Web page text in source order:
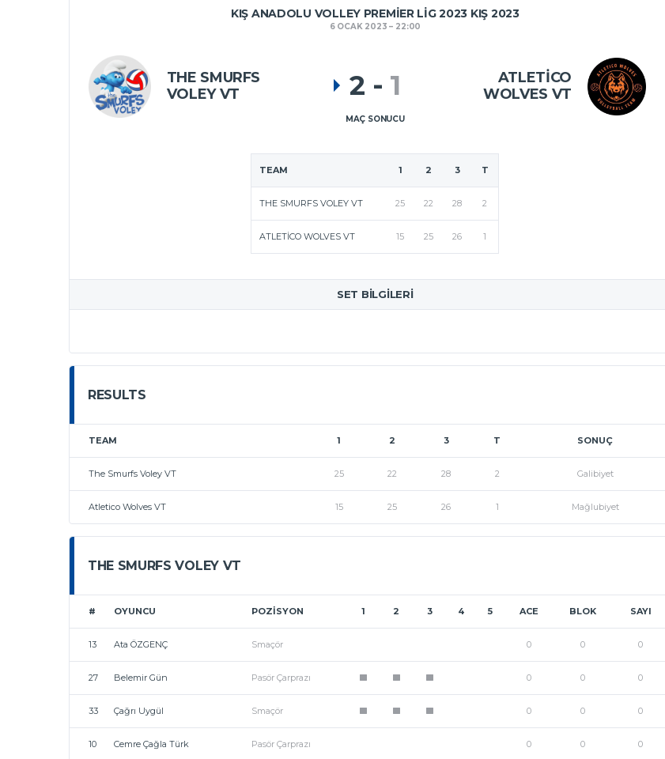
KIŞ ANADOLU VOLLEY PREMIER LIG 2023 KIŞ 2023
6 OCAK 2023 22:00
THE SMURFS
VOLEY VT
ATLETICO
WOLVES VT
2 - 1
MAÇ SONUCU
TEAM 1 2 3 T
THE SMURFS VOLEY VT 25 22 28 2
ATLETICO WOLVES VT 15 25 26 1
SET BILGILERI
RESULTS
TEAM 1 2 3 T SONUÇ
The Smurfs Voley VT 25 22 28 2 Galibiyet
Atletico Wolves VT 15 25 26 1 Mağlubiyet
THE SMURFS VOLEY VT
# OYUNCU POZISYON 1 2 3 4 5 ACE BLOK SAYI
13 Ata ÖZGENÇ Smaçör 0 0 0
27 Belemir Gün Pasör Çarprazı 0 0 0
33 Çağrı Uygül Smaçör 0 0 0
10 Cemre Çağla Türk Pasör Çarprazı 0 0 0